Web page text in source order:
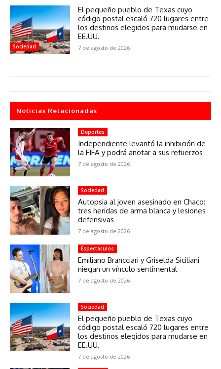
Sociedad
El pequeño pueblo de Texas cuyo
código postal escaló 720 lugares entre
los destinos elegidos para mudarse en
EE.UU.
7 de agosto de 2026
Noticias Relacionadas
Deportes
Independiente levantó la inhibición de
la FIFA y podrá anotar a sus refuerzos
7 de agosto de 2026
Sociedad
Autopsia al joven asesinado en Chaco:
tres heridas de arma blanca y lesiones
defensivas
7 de agosto de 2026
Espectáculos
Emiliano Brancciari y Griselda Siciliani
niegan un vínculo sentimental
7 de agosto de 2026
Sociedad
El pequeño pueblo de Texas cuyo
código postal escaló 720 lugares entre
los destinos elegidos para mudarse en
EE.UU.
7 de agosto de 2026